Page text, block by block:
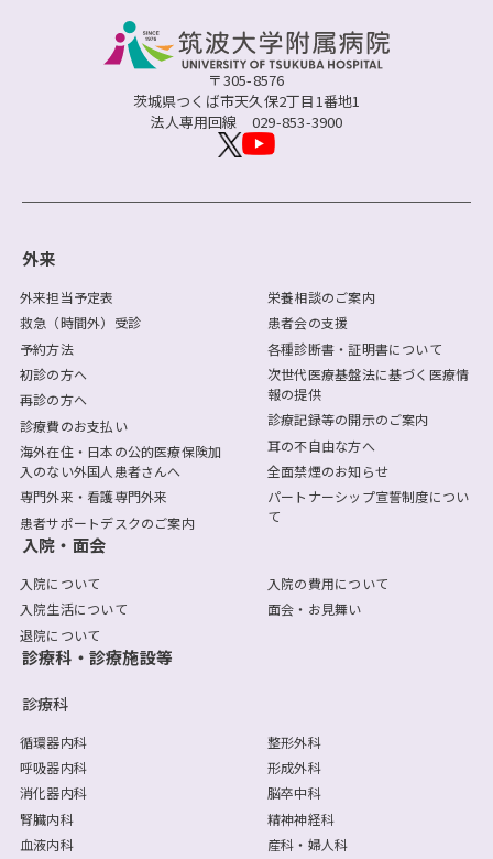
〒305-8576
茨城県つくば市天久保2丁目1番地1
法人専用回線 029-853-3900
外来
外来担当予定表
救急（時間外）受診
予約方法
初診の方へ
再診の方へ
診療費のお支払い
海外在住・日本の公的医療保険加
入のない外国人患者さんへ
専門外来・看護専門外来
患者サポートデスクのご案内
栄養相談のご案内
患者会の支援
各種診断書・証明書について
次世代医療基盤法に基づく医療情
報の提供
診療記録等の開示のご案内
耳の不自由な方へ
全面禁煙のお知らせ
パートナーシップ宣誓制度につい
て
入院・面会
入院について
入院生活について
退院について
入院の費用について
面会・お見舞い
診療科・診療施設等
診療科
循環器内科
呼吸器内科
消化器内科
腎臓内科
血液内科
整形外科
形成外科
脳卒中科
精神神経科
産科・婦人科